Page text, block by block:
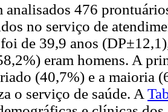
analisados 476
no serviço de
de 39,9 anos
eram homens. A
(40,7%) e a maioria
o serviço de saúde. A